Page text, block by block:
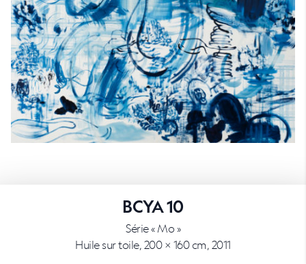
BCYA 10
Série « Mo »
Huile sur toile, 200 × 160 cm, 2011